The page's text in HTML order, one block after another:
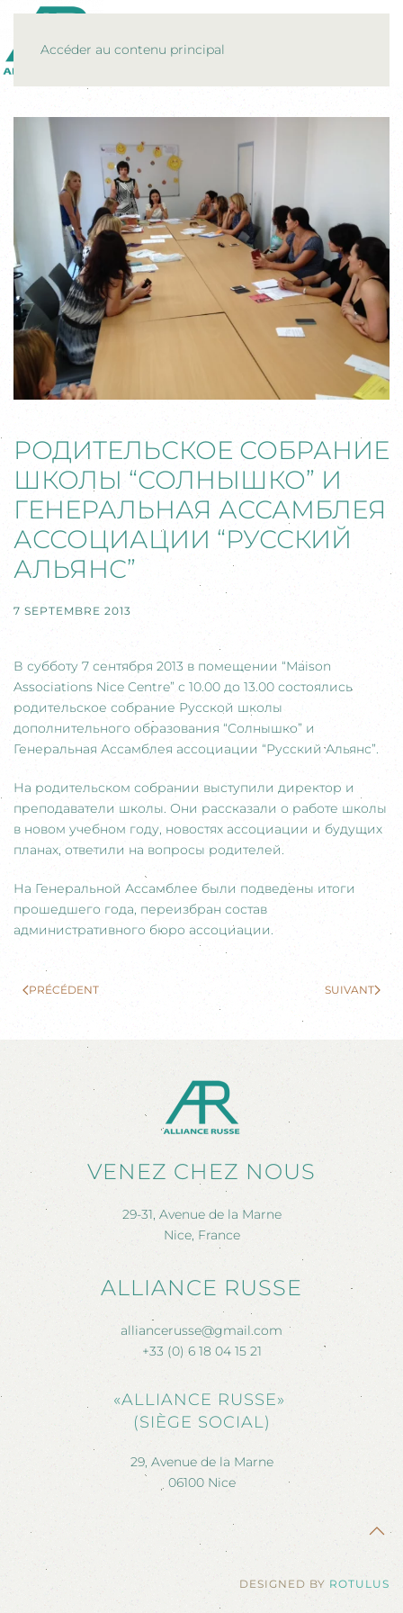
Accéder au contenu principal
РОДИТЕЛЬСКОЕ СОБРАНИЕ
ШКОЛЫ “СОЛНЫШКО” И
ГЕНЕРАЛЬНАЯ АССАМБЛЕЯ
АССОЦИАЦИИ “РУССКИЙ
АЛЬЯНС”
7 SEPTEMBRE 2013
В субботу 7 сентября 2013 в помещении “Maison
Associations Nice Centre” с 10.00 до 13.00 состоялись
родительское собрание Русской школы
дополнительного образования “Солнышко” и
Генеральная Ассамблея ассоциации “Русский Альянс”.
На родительском собрании выступили директор и
преподаватели школы. Они рассказали о работе школы
в новом учебном году, новостях ассоциации и будущих
планах, ответили на вопросы родителей.
На Генеральной Ассамблее были подведены итоги
прошедшего года, переизбран состав
административного бюро ассоциации.
PRÉCÉDENT SUIVANT
VENEZ CHEZ NOUS
29-31, Avenue de la Marne
Nice, France
ALLIANCE RUSSE
alliancerusse@gmail.com
+33 (0) 6 18 04 15 21
«ALLIANCE RUSSE»
(SIÈGE SOCIAL)
29, Avenue de la Marne
06100 Nice
DESIGNED BY ROTULUS